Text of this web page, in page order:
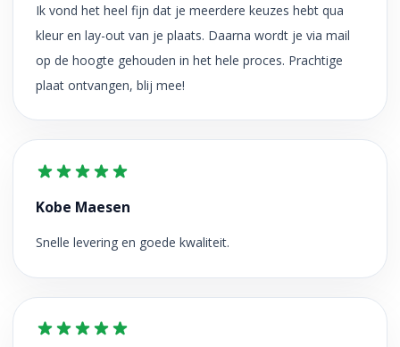
Ik vond het heel fijn dat je meerdere keuzes hebt qua
kleur en lay-out van je plaats. Daarna wordt je via mail
op de hoogte gehouden in het hele proces. Prachtige
plaat ontvangen, blij mee!
Kobe Maesen
Snelle levering en goede kwaliteit.